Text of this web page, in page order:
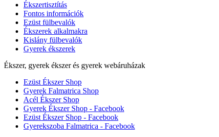
Ékszertisztítás
Fontos információk
Ezüst fülbevalók
Ékszerek alkalmakra
Kislány fülbevalók
Gyerek ékszerek
Ékszer, gyerek ékszer és gyerek webáruházak
Ezüst Ékszer Shop
Gyerek Falmatrica Shop
Acél Ékszer Shop
Gyerek Ékszer Shop - Facebook
Ezüst Ékszer Shop - Facebook
Gyerekszoba Falmatrica - Facebook